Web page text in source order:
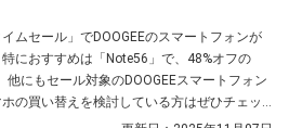
ムセール」でDOOGEEのスマートフォンが
におすすめは「Note56」で、48%オフの
にもセール対象のDOOGEEスマートフォン
の買い替えを検討している方はぜひチェッ